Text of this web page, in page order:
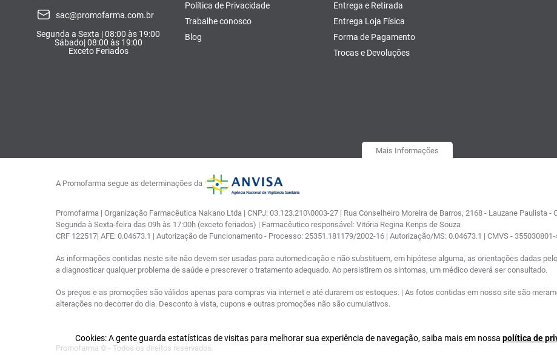
Cookies: A gente guarda estatísticas de visitas para melhorar sua experiência de navegação, saiba mais em nossa política de
sac@promofarma.com.br
Segunda a Sexta | 08:00 às 19:00
Sábado| 08:00 às 19:00
Exceto Feriados
Política de Privacidade
Trabalhe conosco
Blog
Entrega e Retirada
Entrega Loja Física
Forma de Pagamento
Trocas e Devoluções
Mais Informações
A Promofarma segue as determinações da
Promofarma | Organização Farmacêutica Nakano Ltda | CNPJ: 03.123.210\0003-27 | Rua Conselheiro Moreira de Barros, 2168 - Lauzane Paulista -
Segunda à Sexta-feira das 09h às 17:00h (exceto feriados) | Farmacêutico responsável: Vitória Regina Kenps de Souza
CRF 122517| AFE: 0.04673.1 | Autorização de Funcionamento - Processo: 25351.181179/2002-16 | Autorização/MS: 0.04673.1 | CMVS -
As informações contidas neste site não devem ser usadas para automedicação e não substituem, em hipótese alguma, as orientações dadas
a diagnosticar qualquer problema de saúde e prescrever o tratamento adequado. Ao persistirem os sintomas, um médico deverá ser consultado.
Os preços e as promoções são válidos apenas para compras via internet e até durarem os estoques. | As fotos contidas em nosso site são
alterações no decorrer do dia. Desconto à vista, cupons e outras promoções não são cumulativos.
Promofarma © - Todos os direitos reservados.